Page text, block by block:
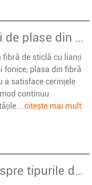
Îmbunătățirea producției de plase din fibră de sticlă cu lianți acrilici
fibră de sticlă cu lianți
fonice, plasa din fibră
satisface cerințele
continuu
citește mai mult
Discuție aprofundată despre tipurile de ignifugă și durabilitatea proprietăților ignifuge ale țesăturilor de canapele